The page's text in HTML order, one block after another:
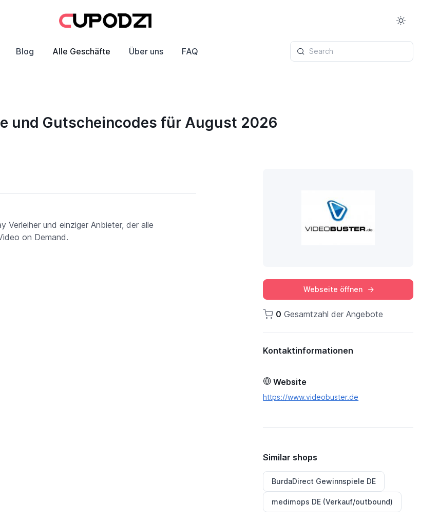
Blog Alle Geschäfte Über uns FAQ Search
und Gutscheincodes für August 2026
Verleiher und einziger Anbieter, der alle
on Demand.
Webseite öffnen
0 Gesamtzahl der Angebote
Kontaktinformationen
Website
https://www.videobuster.de
Similar shops
BurdaDirect Gewinnspiele DE
medimops DE (Verkauf/outbound)